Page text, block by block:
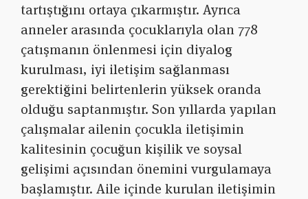
tartıştığını ortaya çıkarmıştır. Ayrıca
anneler arasında çocuklarıyla olan 778
çatışmanın önlenmesi için diyalog
kurulması, iyi iletişim sağlanması
gerektiğini belirtenlerin yüksek oranda
olduğu saptanmıştır. Son yıllarda yapılan
çalışmalar ailenin çocukla iletişimin
kalitesinin çocuğun kişilik ve soysal
gelişimi açısından önemini vurgulamaya
başlamıştır. Aile içinde kurulan iletişimin